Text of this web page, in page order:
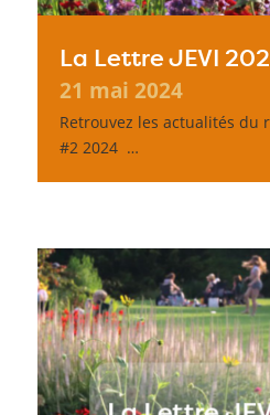
La Lettre JEVI
21 mai 2024
Retrouvez les actualités du
#2 2024 …